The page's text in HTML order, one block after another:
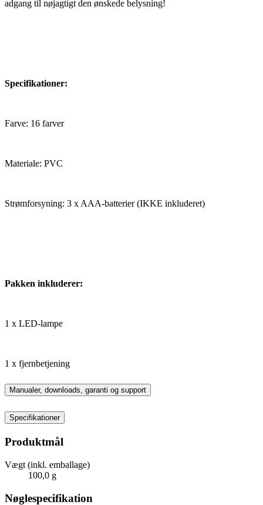
adgang til nøjagtigt den ønskede belysning!
Specifikationer:
Farve: 16 farver
Materiale: PVC
Strømforsyning: 3 x AAA-batterier (IKKE inkluderet)
Pakken inkluderer:
1 x LED-lampe
1 x fjernbetjening
Manualer, downloads, garanti og support
Specifikationer
Produktmål
Vægt (inkl. emballage)
100,0 g
Nøglespecifikation